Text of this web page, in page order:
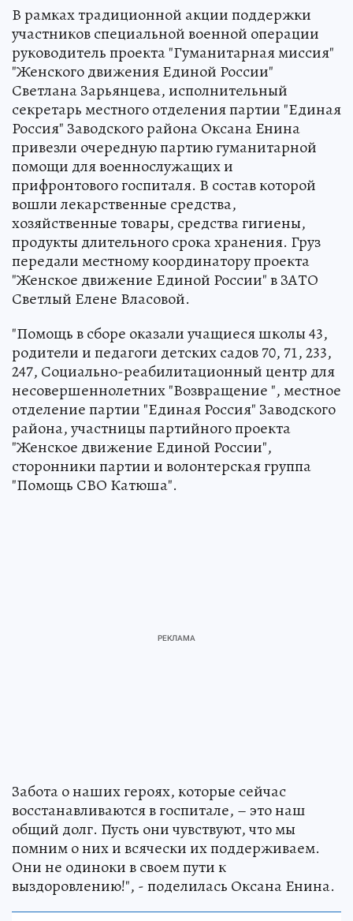
В рамках традиционной акции поддержки
участников специальной военной операции
руководитель проекта "Гуманитарная миссия"
"Женского движения Единой России"
Светлана Зарьянцева, исполнительный
секретарь местного отделения партии "Единая
Россия" Заводского района Оксана Енина
привезли очередную партию гуманитарной
помощи для военнослужащих и
прифронтового госпиталя. В состав которой
вошли лекарственные средства,
хозяйственные товары, средства гигиены,
продукты длительного срока хранения. Груз
передали местному координатору проекта
"Женское движение Единой России" в ЗАТО
Светлый Елене Власовой.
"Помощь в сборе оказали учащиеся школы 43,
родители и педагоги детских садов 70, 71, 233,
247, Социально-реабилитационный центр для
несовершеннолетних "Возвращение ", местное
отделение партии "Единая Россия" Заводского
района, участницы партийного проекта
"Женское движение Единой России",
сторонники партии и волонтерская группа
"Помощь СВО Катюша".
Забота о наших героях, которые сейчас
восстанавливаются в госпитале, – это наш
общий долг. Пусть они чувствуют, что мы
помним о них и всячески их поддерживаем.
Они не одиноки в своем пути к
выздоровлению!", - поделилась Оксана Енина.